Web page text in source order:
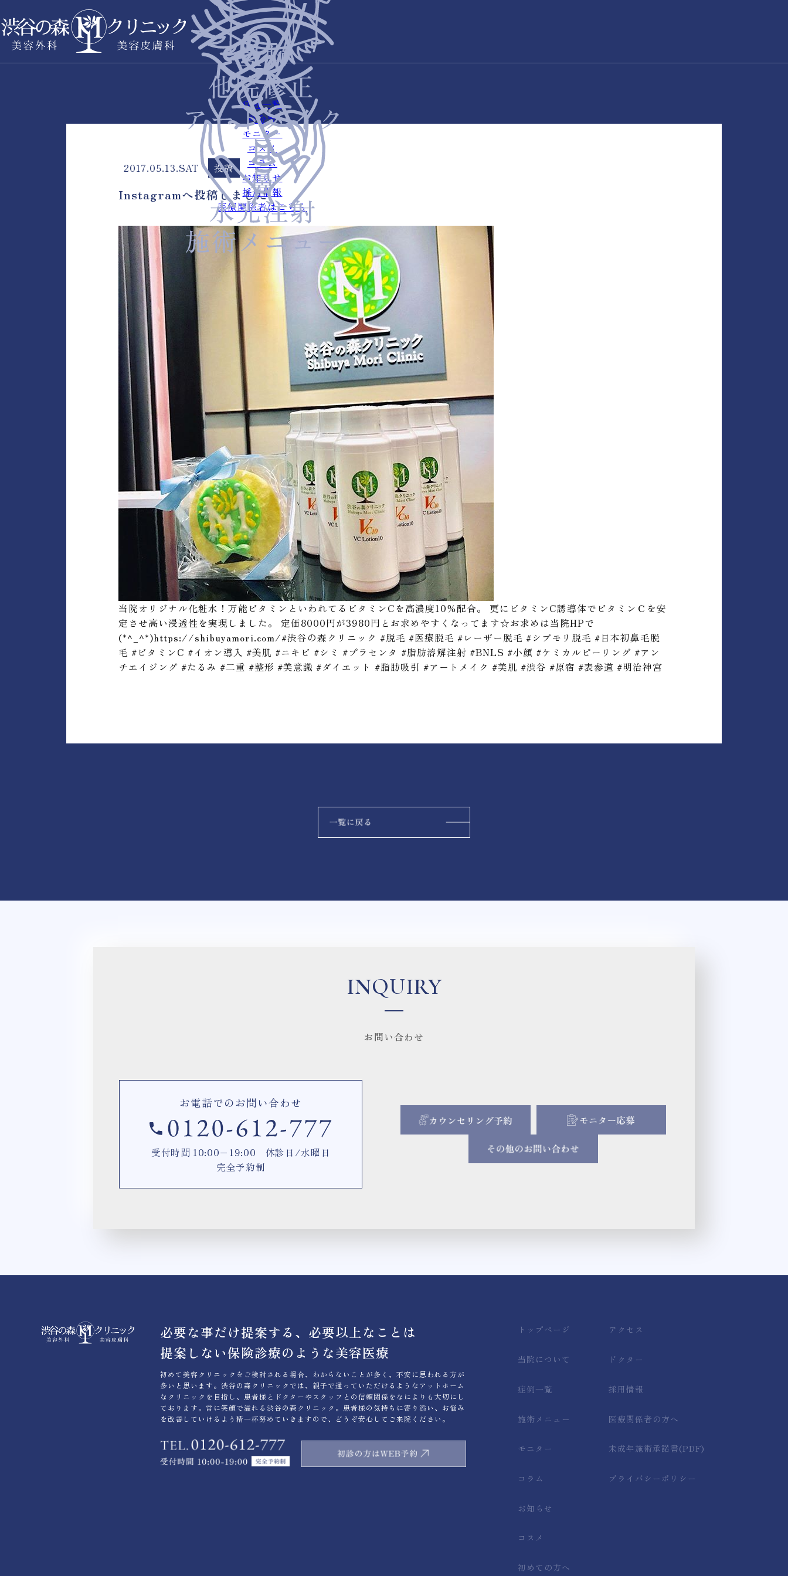
症例一覧
料金表
モニター
コスメ
コラム
お知らせ
採用情報
医療関係者はこちら
2017.05.13.SAT 投稿
Instagramへ投稿しました
当院オリジナル化粧水！万能ビタミンといわれてるビタミンCを高濃度10％配合。 更にビタミンC誘導体でビタミンＣを安
定させ高い浸透性を実現しました。 定価8000円が3980円とお求めやすくなってます☆お求めは当院HPで
(*^_^*)https://shibuyamori.com/#渋谷の森クリニック #脱毛 #医療脱毛 #レーザー脱毛 #シブモリ脱毛 #日本初鼻毛脱
毛 #ビタミンC #イオン導入 #美肌 #ニキビ #シミ #プラセンタ #脂肪溶解注射 #BNLS #小顔 #ケミカルピーリング #アン
チエイジング #たるみ #二重 #整形 #美意識 #ダイエット #脂肪吸引 #アートメイク #美肌 #渋谷 #原宿 #表参道 #明治神宮
INQUIRY
お問い合わせ
お電話でのお問い合わせ
受付時間 10:00−19:00 休診日/水曜日
完全予約制
必要な事だけ提案する、必要以上なことは
提案しない保険診療のような美容医療
初めて美容クリニックをご検討される場合、わからないことが多く、不安に思われる方が
多いと思います。渋谷の森クリニックでは、親子で通っていただけるようなアットホーム
なクリニックを目指し、患者様とドクターやスタッフとの信頼関係をなによりも大切にし
ております。常に笑顔で溢れる渋谷の森クリニック。患者様の気持ちに寄り添い、お悩み
を改善していけるよう精一杯努めていきますので、どうぞ安心してご来院ください。
トップページ
当院について
症例一覧
施術メニュー
モニター
コラム
お知らせ
コスメ
初めての方へ
アクセス
ドクター
採用情報
医療関係者の方へ
未成年施術承諾書(PDF)
プライバシーポリシー